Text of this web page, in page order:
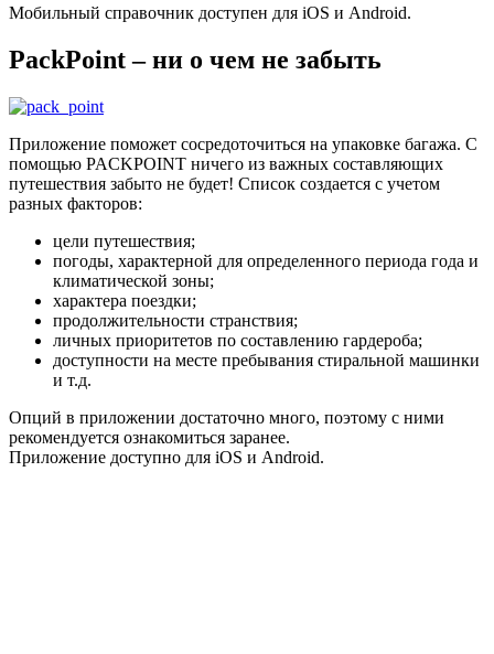
Мобильный справочник доступен для iOS и Android.
PackPoint – ни о чем не забыть
Приложение поможет сосредоточиться на упаковке багажа. С
помощью PACKPOINT ничего из важных составляющих
путешествия забыто не будет! Список создается с учетом
разных факторов:
цели путешествия;
погоды, характерной для определенного периода года и
климатической зоны;
характера поездки;
продолжительности странствия;
личных приоритетов по составлению гардероба;
доступности на месте пребывания стиральной машинки
и т.д.
Опций в приложении достаточно много, поэтому с ними
рекомендуется ознакомиться заранее.
Приложение доступно для iOS и Android.